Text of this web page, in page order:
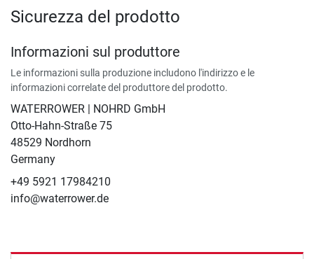
Sicurezza del prodotto
Informazioni sul produttore
Le informazioni sulla produzione includono l'indirizzo e le
informazioni correlate del produttore del prodotto.
WATERROWER | NOHRD GmbH
Otto-Hahn-Straße 75
48529 Nordhorn
Germany
+49 5921 17984210
info@waterrower.de